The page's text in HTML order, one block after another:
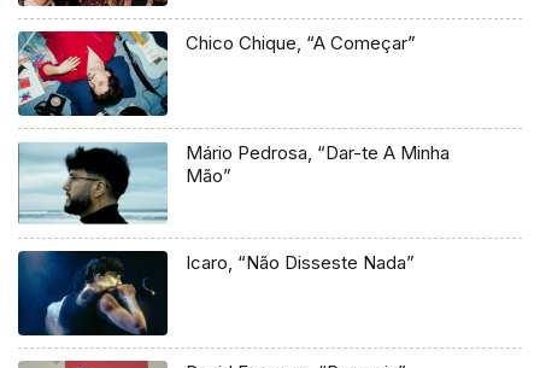
Chico Chique, “A Começar”
Mário Pedrosa, “Dar-te A Minha
Mão”
Icaro, “Não Disseste Nada”